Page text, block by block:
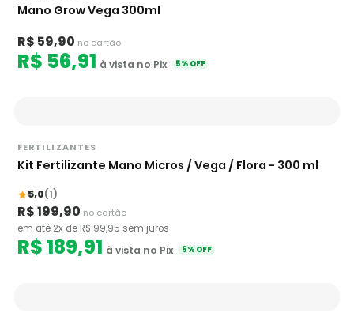
Mano Grow Vega 300ml
R$ 59,90 no cartão
R$ 56,91 à vista no Pix 5% OFF
FERTILIZANTES
Kit Fertilizante Mano Micros / Vega / Flora - 300 ml
5,0(1)
R$ 199,90 no cartão
em até 2x de R$ 99,95 sem juros
R$ 189,91 à vista no Pix 5% OFF